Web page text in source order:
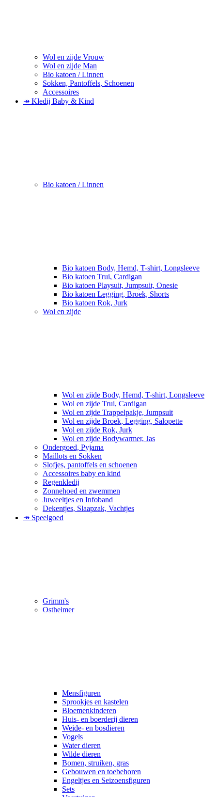
Wol en zijde Vrouw
Wol en zijde Man
Bio katoen / Linnen
Sokken, Pantoffels, Schoenen
Accessoires
↠ Kledij Baby & Kind
Bio katoen / Linnen
Bio katoen Body, Hemd, T-shirt, Longsleeve
Bio katoen Trui, Cardigan
Bio katoen Playsuit, Jumpsuit, Onesie
Bio katoen Legging, Broek, Shorts
Bio katoen Rok, Jurk
Wol en zijde
Wol en zijde Body, Hemd, T-shirt, Longsleeve
Wol en zijde Trui, Cardigan
Wol en zijde Trappelpakje, Jumpsuit
Wol en zijde Broek, Legging, Salopette
Wol en zijde Rok, Jurk
Wol en zijde Bodywarmer, Jas
Ondergoed, Pyjama
Maillots en Sokken
Slofjes, pantoffels en schoenen
Accessoires baby en kind
Regenkledij
Zonnehoed en zwemmen
Juweeltjes en Infoband
Dekentjes, Slaapzak, Vachtjes
↠ Speelgoed
Grimm's
Ostheimer
Mensfiguren
Sprookjes en kastelen
Bloemenkinderen
Huis- en boerderij dieren
Weide- en bosdieren
Vogels
Water dieren
Wilde dieren
Bomen, struiken, gras
Gebouwen en toebehoren
Engeltjes en Seizoensfiguren
Sets